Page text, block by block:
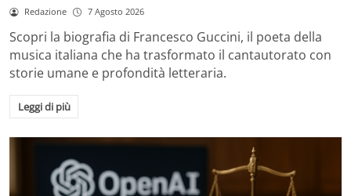
Redazione 7 Agosto 2026
Scopri la biografia di Francesco Guccini, il poeta della
musica italiana che ha trasformato il cantautorato con
storie umane e profondità letteraria.
Leggi di più